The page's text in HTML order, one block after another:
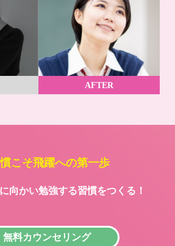
AFTER
こそ飛躍への第一歩
向かい勉強する習慣をつくる！
無料カウンセリング